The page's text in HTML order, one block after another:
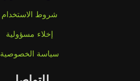
شروط الاستخدام
إخلاء مسؤولية
سياسة الخصوصية